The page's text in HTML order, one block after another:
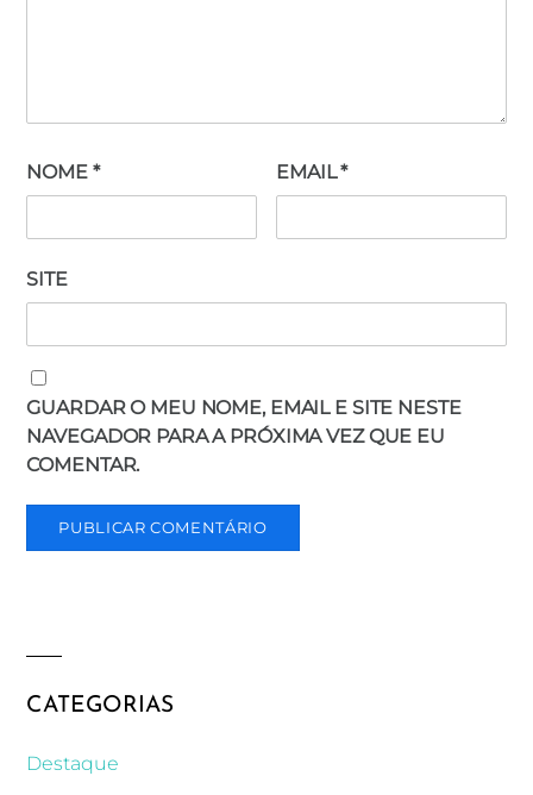
NOME * EMAIL*
SITE
GUARDAR O MEU NOME, EMAIL E SITE NESTE
NAVEGADOR PARA A PRÓXIMA VEZ QUE EU
COMENTAR.
CATEGORIAS
Destaque